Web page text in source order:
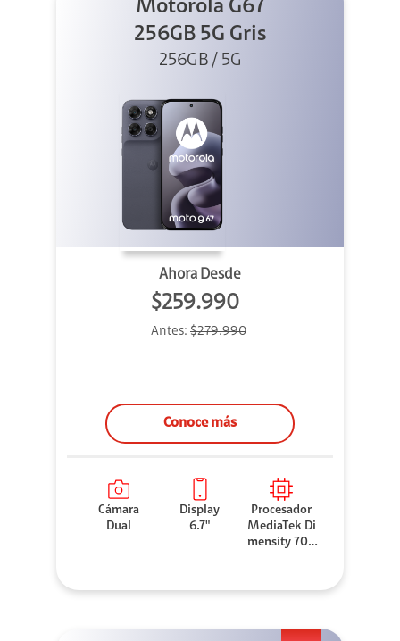
Motorola G67
256GB 5G Gris
256GB / 5G
Ahora Desde
$259.990
Antes: $279.990
Conoce más
Cámara
Dual
Display
6.7"
Procesador
MediaTek Di
mensity 706